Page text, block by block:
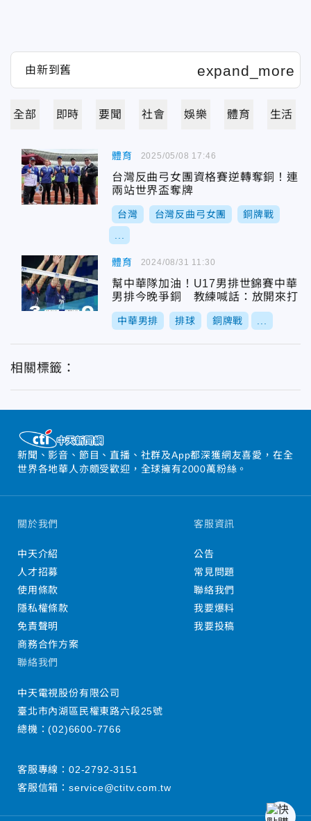
全部 即時 要聞 社會 娛樂 體育 生活
體育
台灣反曲弓女團資格賽逆轉奪銅！連
兩站世界盃奪牌
台灣 台灣反曲弓女團 銅牌戰
2025/05/08 17:46
體育
幫中華隊加油！U17男排世錦賽中華
男排今晚爭銅 教練喊話：放開來打
中華男排 排球 銅牌戰
2024/08/31 11:30
相關標籤：
新聞、影音、節目、直播、社群及App都深獲網友喜愛，在全
世界各地華人亦頗受歡迎，全球擁有2000萬粉絲。
關於我們
中天介紹
人才招募
使用條款
隱私權條款
免責聲明
商務合作方案
客服資訊
公告
常見問題
聯絡我們
我要爆料
我要投稿
聯絡我們
中天電視股份有限公司
臺北市內湖區民權東路六段25號
總機：(02)6600-7766
客服專線： 02-2792-3151
客服信箱： service@ctitv.com.tw